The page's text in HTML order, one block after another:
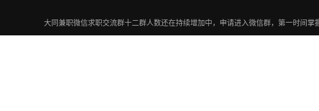
大同兼职微信求职交流群十二群人数还在持续增加中，申请进入微信群，第一时间